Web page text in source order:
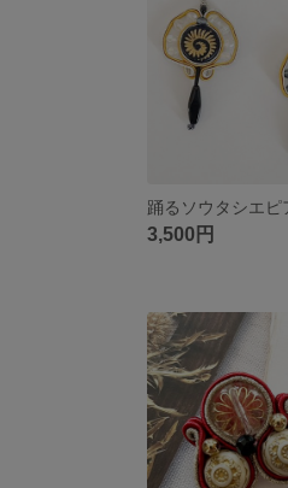
3,500円